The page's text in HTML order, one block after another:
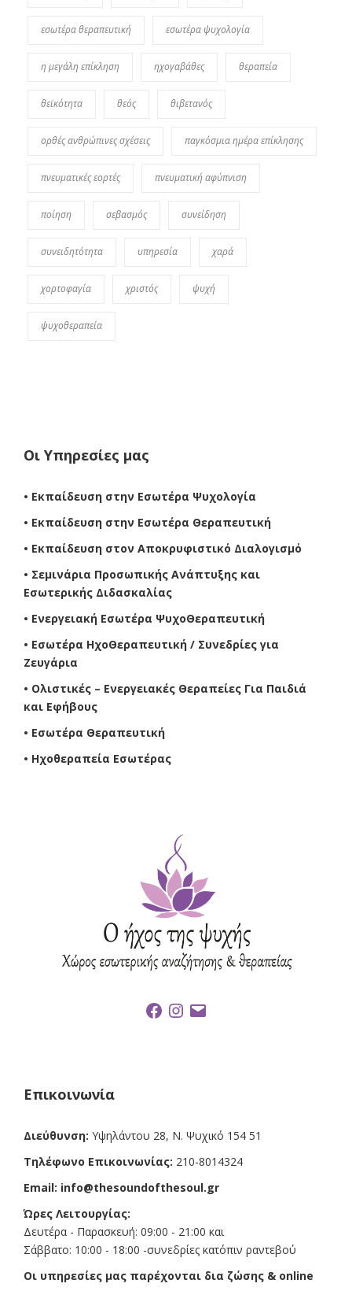
εσωτέρα θεραπευτική εσωτέρα ψυχολογία
η μεγάλη επίκληση ηχογαβάθες θεραπεία
θεϊκότητα θεός θιβετανός
ορθές ανθρώπινες σχέσεις παγκόσμια ημέρα επίκλησης
πνευματικές εορτές πνευματική αφύπνιση
ποίηση σεβασμός συνείδηση
συνειδητότητα υπηρεσία χαρά
χορτοφαγία χριστός ψυχή
ψυχοθεραπεία
Οι Υπηρεσίες μας
• Εκπαίδευση στην Εσωτέρα Ψυχολογία
• Εκπαίδευση στην Εσωτέρα Θεραπευτική
• Εκπαίδευση στον Αποκρυφιστικό Διαλογισμό
• Σεμινάρια Προσωπικής Ανάπτυξης και
Εσωτερικής Διδασκαλίας
• Ενεργειακή Εσωτέρα ΨυχοΘεραπευτική
• Εσωτέρα ΗχοΘεραπευτική / Συνεδρίες για
Ζευγάρια
• Ολιστικές – Ενεργειακές Θεραπείες Για Παιδιά
και Εφήβους
• Εσωτέρα Θεραπευτική
• Ηχοθεραπεία Εσωτέρας
F
a
I
n
E
m
Επικοινωνία
Διεύθυνση: Υψηλάντου 28, Ν. Ψυχικό 154 51
Τηλέφωνο Επικοινωνίας: 210-8014324
Email: info@thesoundofthesoul.gr
Ώρες Λειτουργίας:
Δευτέρα - Παρασκευή: 09:00 - 21:00 και
Σάββατο: 10:00 - 18:00 -συνεδρίες κατόπιν ραντεβού
Οι υπηρεσίες μας παρέχονται δια ζώσης & online